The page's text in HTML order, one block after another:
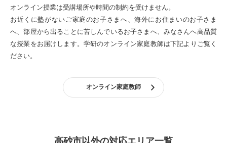
オンライン授業は受講場所や時間の制約を受けません。
お近くに塾がないご家庭のお子さまへ、海外にお住まいのお子さま
へ、部屋から出ることに苦しんでいるお子さまへ、みなさんへ高品質
な授業をお届けします。 学研のオンライン家庭教師は下記よりご覧く
ださい。
オンライン家庭教師